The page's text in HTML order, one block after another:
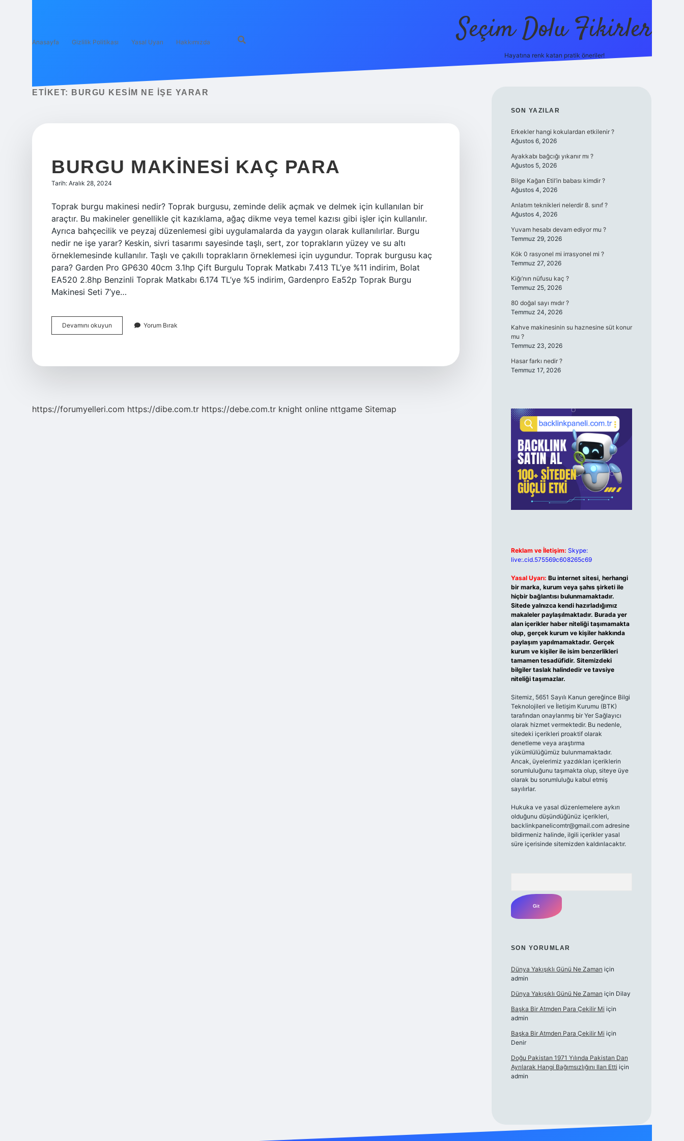
Anasayfa Gizlilik Politikası Yasal Uyarı Hakkımızda Seçim Dolu Fikirler
Hayatına renk katan pratik öneriler!
ETIKET: BURGU KESIM NE IŞE YARAR
BURGU MAKINESI KAÇ PARA
Tarih: Aralık 28, 2024
Toprak burgu makinesi nedir? Toprak burgusu, zeminde delik açmak ve delmek için kullanılan bir
araçtır. Bu makineler genellikle çit kazıklama, ağaç dikme veya temel kazısı gibi işler için kullanılır.
Ayrıca bahçecilik ve peyzaj düzenlemesi gibi uygulamalarda da yaygın olarak kullanılırlar. Burgu
nedir ne işe yarar? Keskin, sivri tasarımı sayesinde taşlı, sert, zor toprakların yüzey ve su altı
örneklemesinde kullanılır. Taşlı ve çakıllı toprakların örneklemesi için uygundur. Toprak burgusu kaç
para? Garden Pro GP630 40cm 3.1hp Çift Burgulu Toprak Matkabı 7.413 TL’ye %11 indirim, Bolat
EA520 2.8hp Benzinli Toprak Matkabı 6.174 TL’ye %5 indirim, Gardenpro Ea52p Toprak Burgu
Makinesi Seti 7’ye…
Devamını okuyun
Makinesi
Yorum Bırak
https://forumyelleri.com https://dibe.com.tr https://debe.com.tr knight online nttgame Sitemap
SIDEBAR
SON YAZILAR
Erkekler hangi kokulardan etkilenir ?
Ağustos 6, 2026
Ayakkabı bağcığı yıkanır mı ?
Ağustos 5, 2026
Bilge Kağan Etil’in babası kimdir ?
Ağustos 4, 2026
Anlatım teknikleri nelerdir 8. sınıf ?
Ağustos 4, 2026
Yuvam hesabı devam ediyor mu ?
Temmuz 29, 2026
Kök 0 rasyonel mi irrasyonel mi ?
Temmuz 27, 2026
Kiğı’nın nüfusu kaç ?
Temmuz 25, 2026
80 doğal sayı mıdır ?
Temmuz 24, 2026
Kahve makinesinin su haznesine süt konur
mu ?
Temmuz 23, 2026
Hasar farkı nedir ?
Temmuz 17, 2026
Reklam ve İletişim: Skype:
live:.cid.575569c608265c69
Yasal Uyarı: Bu internet sitesi, herhangi
bir marka, kurum veya şahıs şirketi ile
hiçbir bağlantısı bulunmamaktadır.
Sitede yalnızca kendi hazırladığımız
makaleler paylaşılmaktadır. Burada yer
alan içerikler haber niteliği taşımamakta
olup, gerçek kurum ve kişiler hakkında
paylaşım yapılmamaktadır. Gerçek
kurum ve kişiler ile isim benzerlikleri
tamamen tesadüfidir. Sitemizdeki
bilgiler taslak halindedir ve tavsiye
niteliği taşımazlar.
Sitemiz, 5651 Sayılı Kanun gereğince Bilgi
Teknolojileri ve İletişim Kurumu (BTK)
tarafından onaylanmış bir Yer Sağlayıcı
olarak hizmet vermektedir. Bu nedenle,
sitedeki içerikleri proaktif olarak
denetleme veya araştırma
yükümlülüğümüz bulunmamaktadır.
Ancak, üyelerimiz yazdıkları içeriklerin
sorumluluğunu taşımakta olup, siteye üye
olarak bu sorumluluğu kabul etmiş
sayılırlar.
Hukuka ve yasal düzenlemelere aykırı
olduğunu düşündüğünüz içerikleri,
backlinkpanelicomtr@gmail.comadresine
bildirmeniz halinde, ilgili içerikler yasal
süre içerisinde sitemizden kaldırılacaktır.
SON YORUMLAR
Dünya Yakışıklı Günü Ne Zaman için
admin
Dünya Yakışıklı Günü Ne Zaman için Dilay
Başka Bir Atmden Para Çekilir Mi için
admin
Başka Bir Atmden Para Çekilir Mi için
Denir
Doğu Pakistan 1971 Yılında Pakistan Dan
Ayrılarak Hangi Bağımsızlığını Ilan Etti için
admin